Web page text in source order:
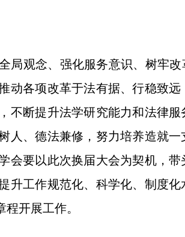
观念、强化服务意识、树牢改
动各项改革于法有据、行稳致
不断提升法学研究能力和法律
人、德法兼修，努力培养造就
会要以此次换届大会为契机，
升工作规范化、科学化、制度
开展工作。